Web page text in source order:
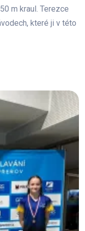
m kraul. Terezce
které ji v této